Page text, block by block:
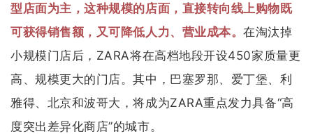
型店面为主，这种规模的店面，直接转向线上购物既
可获得销售额，又可降低人力、营业成本。在淘汰掉
小规模门店后，ZARA将在高档地段开设450家质量更
高、规模更大的门店。其中，巴塞罗那、爱丁堡、利
雅得、北京和波哥大，将成为ZARA重点发力具备“高
度突出差异化商店”的城市。